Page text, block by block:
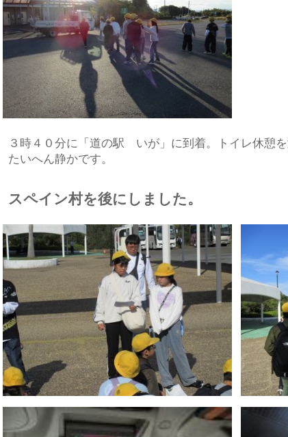
３時４０分に「道の駅 いが」に到着。トイレ休憩
たいへん静かです。
スペイン村を後にしました。